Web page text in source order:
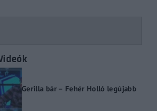
Gerilla bár – Fehér Holló legújabb